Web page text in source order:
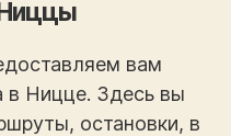
Ниццы
вам
в Ницце. Здесь вы
остановки, в